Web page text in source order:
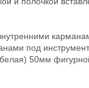
под
50мм